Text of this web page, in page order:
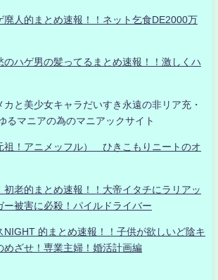
廃人的まとめ速報！！ネット乞食DE2000万
のハゲ男の髪ってるまとめ速報！！激しくハ
カと美少女キャラだいすき永遠の非リア充・
るマニアの為のマニアックサイト
祖！アニメッフル） ひきこもりニートのオ
初老的まとめ速報！！大帝イタチにラリアッ
ー被害に必殺！パイルドライバー
NIGHT 的まとめ速報！！子供が欲しいど陰キ
めざせ！専業主婦！婚活計画編